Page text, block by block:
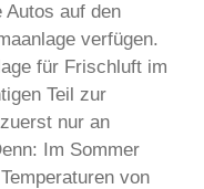
Autos auf den
verfügen.
für Frischluft im
Teil zur
nur an
Im Sommer
von